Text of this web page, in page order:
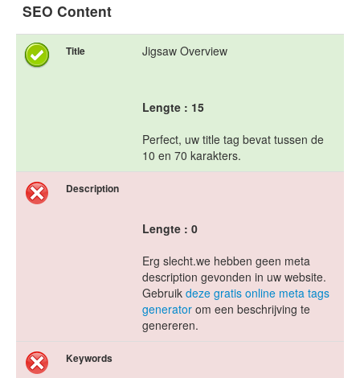
SEO Content
Title Jigsaw Overview
Lengte : 15
Perfect, uw title tag bevat tussen de
10 en 70 karakters.
Description
Lengte : 0
Erg slecht.we hebben geen meta
description gevonden in uw website.
Gebruik deze gratis online meta tags
generator om een beschrijving te
genereren.
Keywords